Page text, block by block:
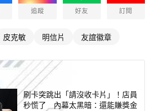
追蹤 好友 訂閱
皮克敏 明信片 友誼徽章
刷卡突跳出「請沒收卡片」！店員
秒慌了 內幕太黑暗：還能賺獎金